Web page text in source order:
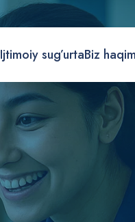
Ijtimoiy sug’urtaBiz